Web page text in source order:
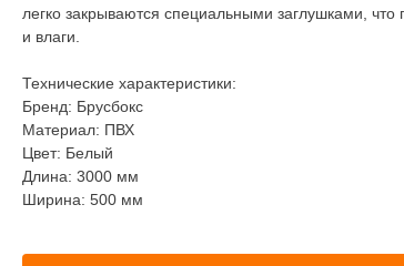
легко закрываются специальными заглушками,
и влаги.
Технические характеристики:
Бренд: Брусбокс
Материал: ПВХ
Цвет: Белый
Длина: 3000 мм
Ширина: 500 мм